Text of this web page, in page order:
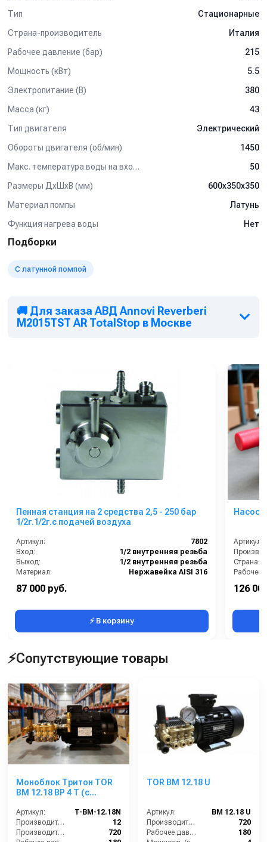
Тип
Стационарные
Страна-производитель
Италия
Рабочее давление (бар)
215
Мощность (кВт)
5.5
Электропитание (В)
380
Масса (кг)
43
Тип двигателя
Электрический
Обороты двигателя (об/мин)
1450
Макс. температура воды на входе (°C)
50
Размеры ДхШхВ (мм)
600х350х350
Материал помпы
Латунь
Функция нагрева воды
Нет
Подборки
С латунной помпой
🚚 Для заказа АВД Annovi Reverberi
M2015TST AR TotalStop в Москве
Пенная станция на 2 средства 2,5 - 250 бар
1/2г.1/2г.с подачей воздуха
Артикул:
7802
Вход:
1/2 внутренняя резьба
Выход:
1/2 внутренняя резьба
Материал:
Нержавейка AISI 316
В коробке:
87 000 руб.
⚡ В корзину
Насос
Артикул:
Страна-
Рабочее
Масса
126
⚡Сопутствующие товары
Моноблок Тритон TOR
ВМ 12.18 ВР 4 Т (с
аварийным
регулятором давления
SVL17 170 бар, без
Артикул:
T-BM-12.18N
Производительность (л/мин):
12
Производительность (л/ч):
720
TOR BM 12.18 U
Артикул:
BM 12.18 U
Производительность (л/ч):
720
Рабочее давление (бар):
180